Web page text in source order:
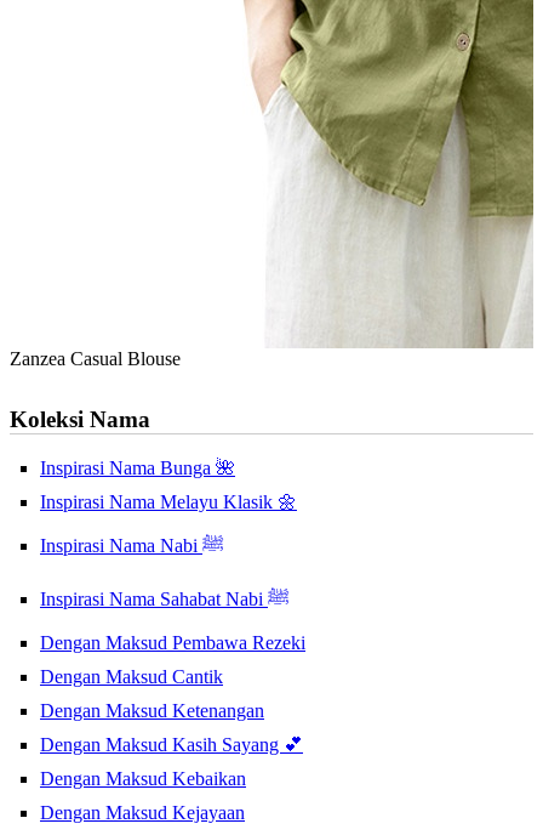
Zanzea Casual Blouse
Koleksi Nama
Inspirasi Nama Bunga 🌺
Inspirasi Nama Melayu Klasik 🌼
Inspirasi Nama Nabi ﷺ
Inspirasi Nama Sahabat Nabi ﷺ
Dengan Maksud Pembawa Rezeki
Dengan Maksud Cantik
Dengan Maksud Ketenangan
Dengan Maksud Kasih Sayang 💕
Dengan Maksud Kebaikan
Dengan Maksud Kejayaan